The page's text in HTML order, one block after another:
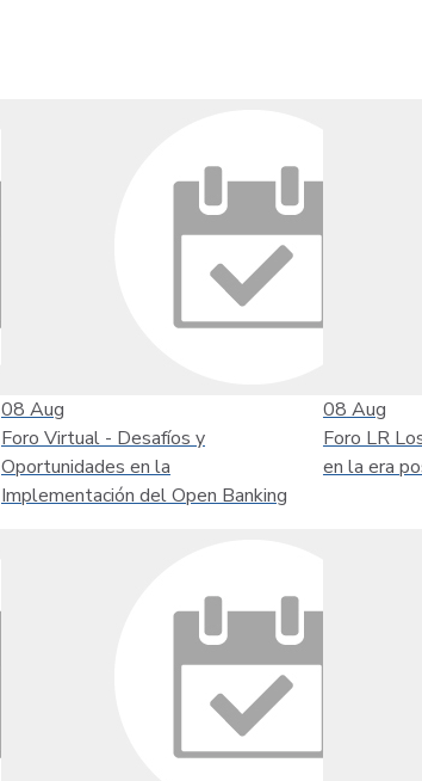
08 Aug
Foro Virtual - Desafíos y
Oportunidades en la
Implementación del Open Banking
08 Aug
Foro LR
en la era